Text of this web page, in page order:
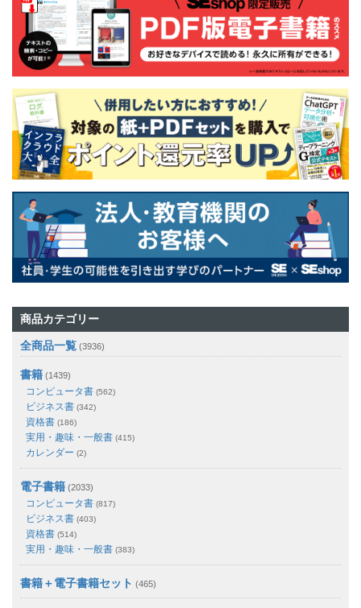
商品カテゴリー
全商品一覧 (3936)
書籍 (1439)
コンピュータ書 (562)
ビジネス書 (342)
資格書 (186)
実用・趣味・一般書 (415)
カレンダー (2)
電子書籍 (2033)
コンピュータ書 (817)
ビジネス書 (403)
資格書 (514)
実用・趣味・一般書 (383)
書籍＋電子書籍セット (465)